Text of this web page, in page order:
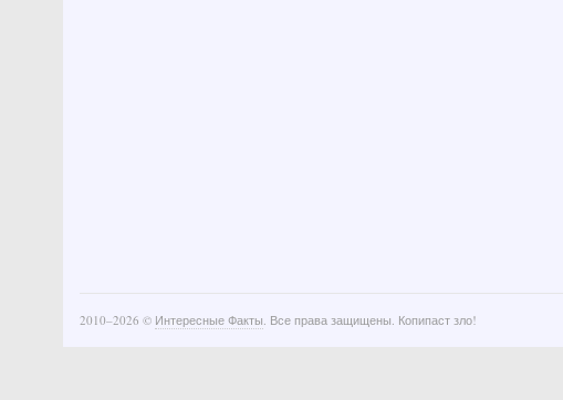
2010–2026 © Интересные Факты. Все права защищены. Копипаст зло!